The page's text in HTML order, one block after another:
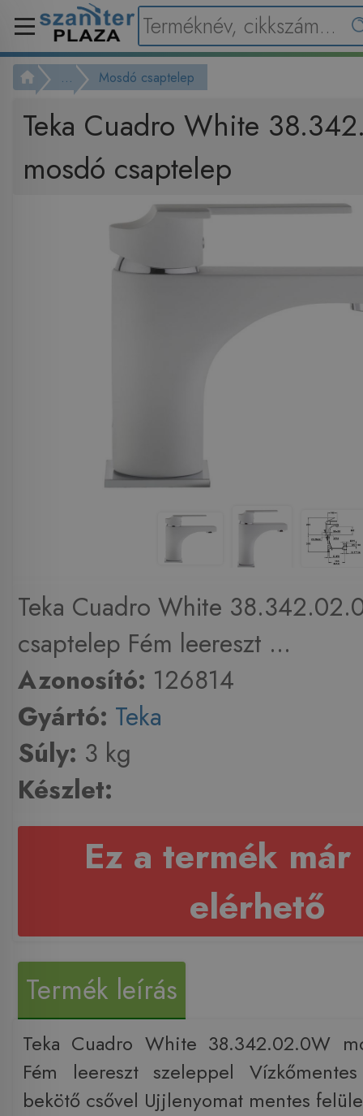
... Mosdó csaptelep
Teka Cuadro White
mosdó csaptelep
Teka Cuadro White
csaptelep Fém leereszt ...
Azonosító: 126814
Gyártó: Teka
Súly: 3 kg
Készlet:
Ez a termék már
elérhető
Termék leírás
Teka Cuadro White 38.342.02.0W
Fém leereszt szeleppel
bekötő csővel Ujjlenyomat mentes